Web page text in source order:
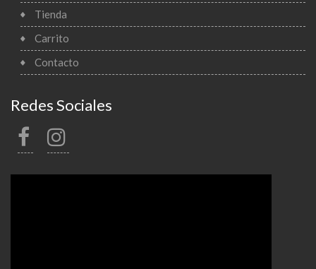
Tienda
Carrito
Contacto
Redes Sociales